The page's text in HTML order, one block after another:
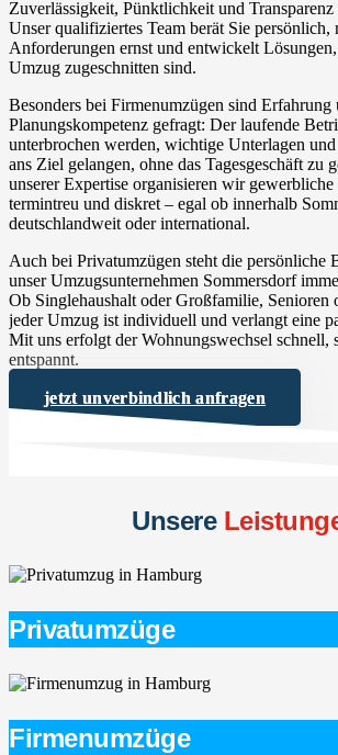
Zuverlässigkeit, Pünktlichkeit und
Unser qualifiziertes Team berät Sie persönlich,
Anforderungen ernst und entwickelt
Umzug zugeschnitten sind.
Besonders bei Firmenumzügen sind Erfahrung
Planungskompetenz gefragt: Der laufende
unterbrochen werden, wichtige Unterlagen
ans Ziel gelangen, ohne das Tagesgeschäft zu
unserer Expertise organisieren wir
termintreu und diskret – egal ob innerhalb
deutschlandweit oder international.
Auch bei Privatumzügen steht die persönliche
unser Umzugsunternehmen Sommersdorf
Ob Singlehaushalt oder Großfamilie, Senioren
jeder Umzug ist individuell und verlangt eine
Mit uns erfolgt der Wohnungswechsel schnell,
entspannt.
jetzt unverbindlich anfragen
Unsere
Privatumzüge
Firmenumzüge